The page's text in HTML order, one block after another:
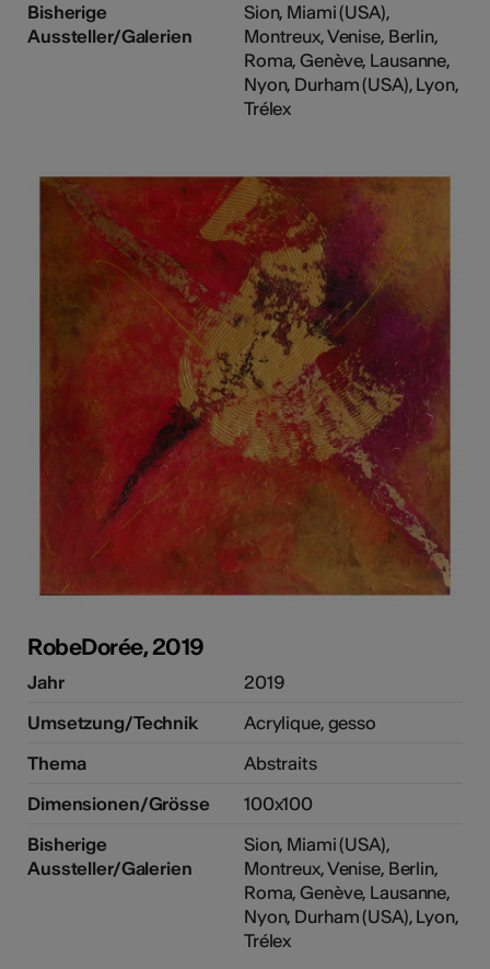
Bisherige
Aussteller/Galerien
Sion, Miami (USA),
Montreux, Venise, Berlin,
Roma, Genève, Lausanne,
Nyon, Durham (USA), Lyon,
Trélex
RobeDorée, 2019
Jahr
2019
Umsetzung/Technik
Acrylique, gesso
Thema
Abstraits
Dimensionen/Grösse
100x100
Bisherige
Aussteller/Galerien
Sion, Miami (USA),
Montreux, Venise, Berlin,
Roma, Genève, Lausanne,
Nyon, Durham (USA), Lyon,
Trélex